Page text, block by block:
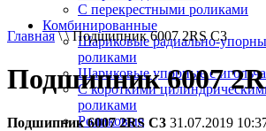
C перекрестными роликами
Комбинированные
Шариковые радиально-
роликами
Шариковые упорные с
С короткими
роликами
Роликовые
Главная\ \ Подшипник 6007 2RS C3
Подшипник 6007
Подшипник 6007 2RS C3 31.07.2019